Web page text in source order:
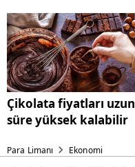
Çikolata fiyatları uzun
süre yüksek kalabilir
Para Limanı Ekonomi